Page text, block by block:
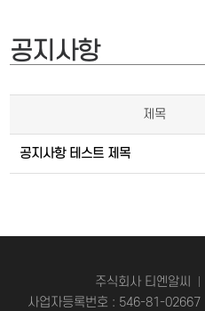
공지사항
제목
공지사항 테스트 제목
주식회사 티엔알씨
사업자등록번호 : 546-81-02667